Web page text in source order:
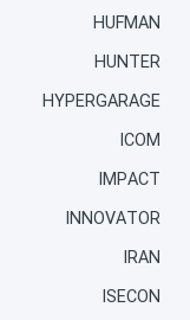
HUFMAN
HUNTER
HYPERGARAGE
ICOM
IMPACT
INNOVATOR
IRAN
ISECON